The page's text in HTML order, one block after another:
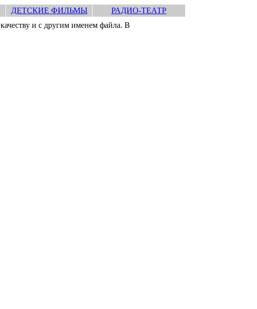
ДЕТСКИЕ ФИЛЬМЫ
РАДИО-ТЕАТР
и с другим именем файла. В